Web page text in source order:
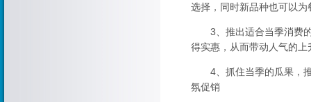
选择，同时新品种也可以
3、推出适合当季消费的
得实惠，从而带动人气的上
4、抓住当季的瓜果，推
氛促销